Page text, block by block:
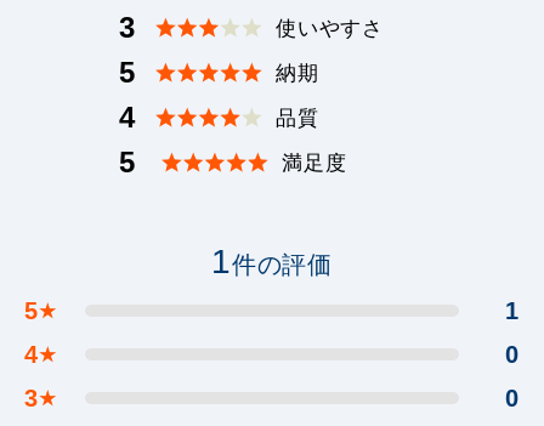
3 使いやすさ
5 納期
4 品質
5 満足度
1件の評価
5★
1
4★
0
3★
0